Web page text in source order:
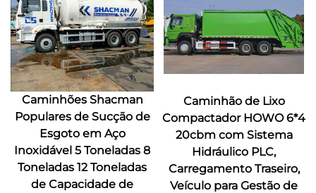
Caminhões Shacman
Populares de Sucção de
Esgoto em Aço
Inoxidável 5 Toneladas 8
Toneladas 12 Toneladas
de Capacidade de
Caminhão de Lixo
Compactador HOWO 6*4
20cbm com Sistema
Hidráulico PLC,
Carregamento Traseiro,
Veículo para Gestão de